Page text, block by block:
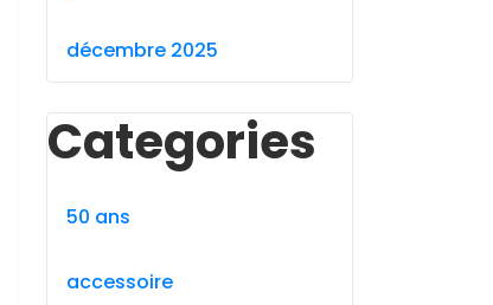
décembre 2025
Categories
50 ans
accessoire